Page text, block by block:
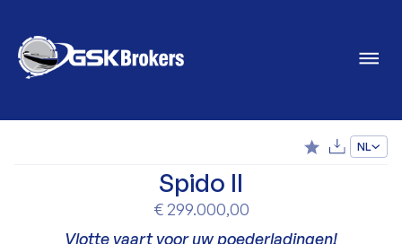
NL
Spido II
€ 299.000,00
Vlotte vaart voor uw poederladingen!